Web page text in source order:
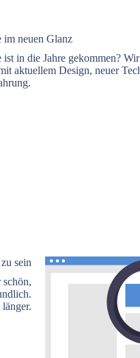
im neuen Glanz
ist in die Jahre gekommen?
aktuellem Design, neuer
sein